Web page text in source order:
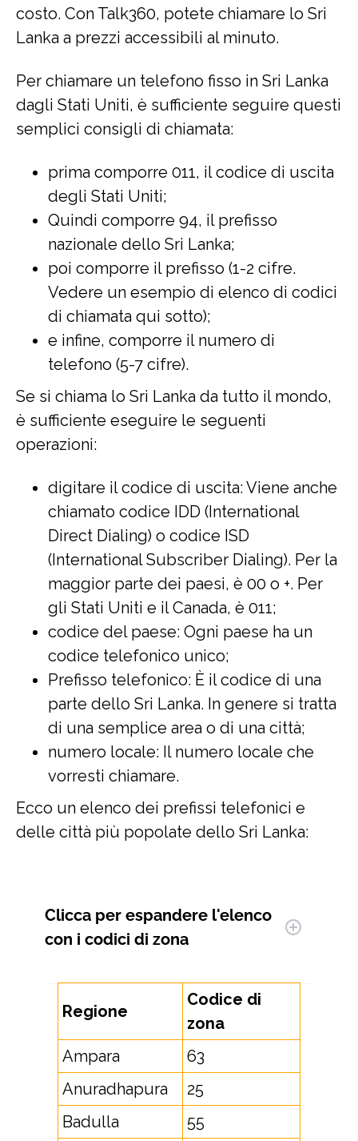
costo. Con Talk360, potete chiamare lo Sri
Lanka a prezzi accessibili al minuto.
Per chiamare un telefono fisso in Sri Lanka
dagli Stati Uniti, è sufficiente seguire questi
semplici consigli di chiamata:
prima comporre 011, il codice di uscita
degli Stati Uniti;
Quindi comporre 94, il prefisso
nazionale dello Sri Lanka;
poi comporre il prefisso (1-2 cifre.
Vedere un esempio di elenco di codici
di chiamata qui sotto);
e infine, comporre il numero di
telefono (5-7 cifre).
Se si chiama lo Sri Lanka da tutto il mondo,
è sufficiente eseguire le seguenti
operazioni:
digitare il codice di uscita: Viene anche
chiamato codice IDD (International
Direct Dialing) o codice ISD
(International Subscriber Dialing). Per la
maggior parte dei paesi, è 00 o +. Per
gli Stati Uniti e il Canada, è 011;
codice del paese: Ogni paese ha un
codice telefonico unico;
Prefisso telefonico: È il codice di una
parte dello Sri Lanka. In genere si tratta
di una semplice area o di una città;
numero locale: Il numero locale che
vorresti chiamare.
Ecco un elenco dei prefissi telefonici e
delle città più popolate dello Sri Lanka:
Clicca per espandere l'elenco
con i codici di zona
Regione
Codice di
zona
Ampara
63
Anuradhapura
25
Badulla
55